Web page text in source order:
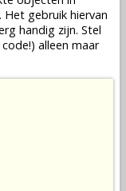
gebruik hiervan
handig zijn. Stel
alleen maar